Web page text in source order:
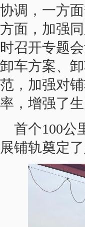
协调，一方
方面，加强
时召开专题
卸车方案、
范，加强对
率，增强了
首个100公
展铺轨奠定了